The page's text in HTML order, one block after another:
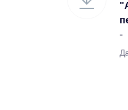
-